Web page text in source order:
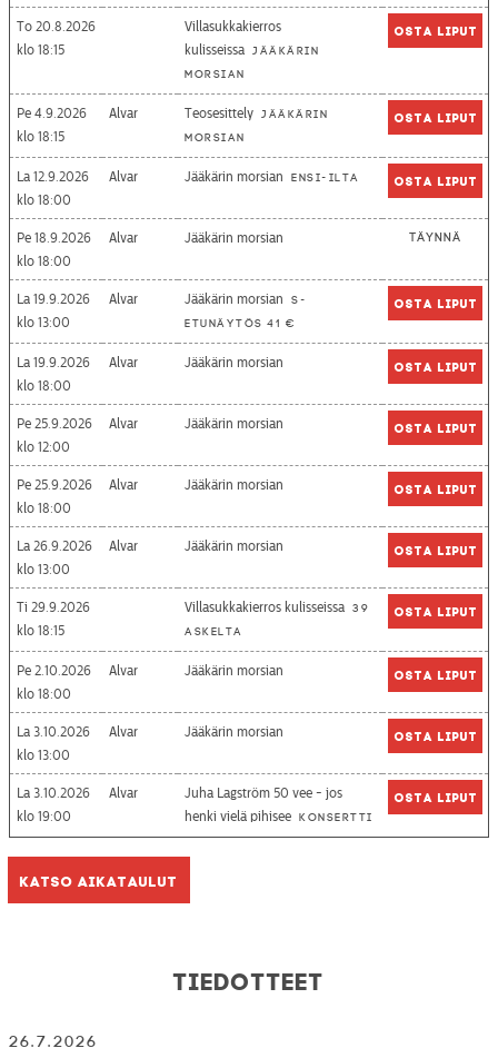
To 20.8.2026
18:15
Villasukkakierros
kulisseissa Jääkärin
morsian
Osta liput
Pe 4.9.2026
18:15
Alvar Teosesittely Jääkärin
morsian
Osta liput
La 12.9.2026
18:00
Alvar Jääkärin morsian Ensi-ilta Osta liput
Pe 18.9.2026
18:00
Alvar Jääkärin morsian Täynnä
La 19.9.2026
13:00
Alvar Jääkärin morsian
S-
etunäytös 41 €
Osta liput
La 19.9.2026
18:00
Alvar Jääkärin morsian Osta liput
Pe 25.9.2026
12:00
Alvar Jääkärin morsian Osta liput
Pe 25.9.2026
18:00
Alvar Jääkärin morsian Osta liput
La 26.9.2026
13:00
Alvar Jääkärin morsian Osta liput
Ti 29.9.2026
18:15
Villasukkakierros kulisseissa 39
askelta
Osta liput
Pe 2.10.2026
18:00
Alvar Jääkärin morsian Osta liput
La 3.10.2026
13:00
Alvar Jääkärin morsian Osta liput
La 3.10.2026
19:00
Alvar
Juha Lagström 50 vee - jos
henki vielä pihisee Konsertti
Osta liput
Katso aikataulut
Tiedotteet
26.7.2026